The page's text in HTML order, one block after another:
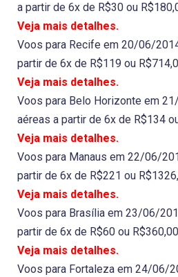
a partir de 6x de R$30 ou
Veja mais detalhes.
Voos para Recife em 20/06/
partir de 6x de R$119 ou
Veja mais detalhes.
Voos para Belo Horizonte em
aéreas a partir de 6x de R$134
Veja mais detalhes.
Voos para Manaus em 22/06/
partir de 6x de R$221 ou
Veja mais detalhes.
Voos para Brasília em 23/06/
partir de 6x de R$60 ou R$360,00
Veja mais detalhes.
Voos para Fortaleza em 24/06/